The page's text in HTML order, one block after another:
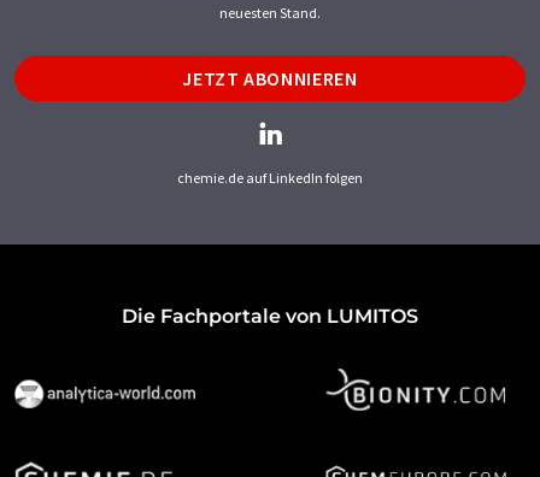
neuesten Stand.
JETZT ABONNIEREN
chemie.de auf LinkedIn folgen
Die Fachportale von LUMITOS